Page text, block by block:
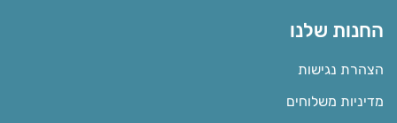
החנות שלנו
הצהרת נגישות
מדיניות משלוחים